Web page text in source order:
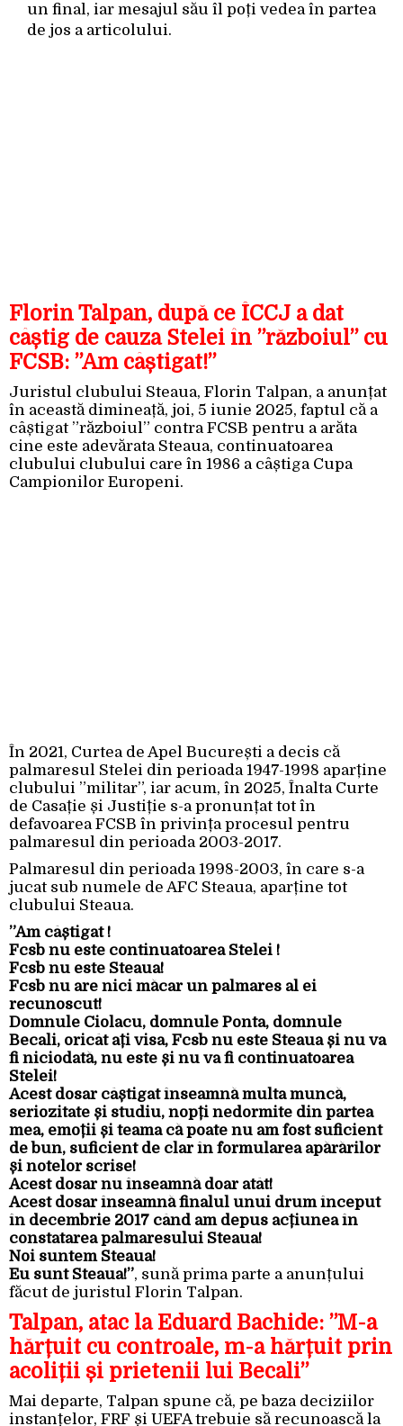
un final, iar mesajul său îl poți vedea în partea
de jos a articolului.
Florin Talpan, după ce ÎCCJ a dat
câștig de cauza Stelei în ”războiul” cu
FCSB: ”Am câștigat!”
Juristul clubului Steaua, Florin Talpan, a anunțat
în această dimineață, joi, 5 iunie 2025, faptul că a
câștigat ”războiul” contra FCSB pentru a arăta
cine este adevărata Steaua, continuatoarea
clubului clubului care în 1986 a câștiga Cupa
Campionilor Europeni.
În 2021, Curtea de Apel București a decis că
palmaresul Stelei din perioada 1947-1998 aparține
clubului ”militar”, iar acum, în 2025, Înalta Curte
de Casație și Justiție s-a pronunțat tot în
defavoarea FCSB în privința procesul pentru
palmaresul din perioada 2003-2017.
Palmaresul din perioada 1998-2003, în care s-a
jucat sub numele de AFC Steaua, aparține tot
clubului Steaua.
”Am câștigat !
Fcsb nu este continuatoarea Stelei !
Fcsb nu este Steaua!
Fcsb nu are nici măcar un palmares al ei
recunoscut!
Domnule Ciolacu, domnule Ponta, domnule
Becali, oricât ați visa, Fcsb nu este Steaua și nu va
fi niciodată, nu este și nu va fi continuatoarea
Stelei!
Acest dosar câștigat înseamnă multa muncă,
seriozitate și studiu, nopți nedormite din partea
mea, emoții și teama că poate nu am fost suficient
de bun, suficient de clar în formularea apărărilor
și notelor scrise!
Acest dosar nu înseamnă doar atât!
Acest dosar înseamnă finalul unui drum început
în decembrie 2017 când am depus acțiunea în
constatarea palmaresului Steaua!
Noi suntem Steaua!
Eu sunt Steaua!”, sună prima parte a anunțului
făcut de juristul Florin Talpan.
Talpan, atac la Eduard Bachide: ”M-a
hărțuit cu controale, m-a hărțuit prin
acoliții și prietenii lui Becali”
Mai departe, Talpan spune că, pe baza deciziilor
instanțelor, FRF și UEFA trebuie să recunoască la